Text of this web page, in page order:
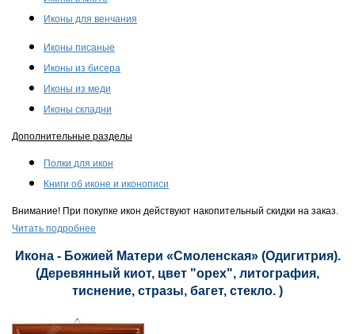
Иконы для венчания
Иконы писаные
Иконы из бисера
Иконы из меди
Иконы складни
Дополнительные разделы
Полки для икон
Книги об иконе и иконописи
Внимание! При покупке икон действуют накопительный скидки на заказ.
Читать подробнее
Икона - Божией Матери «Смоленская» (Одигитрия).
(Деревянный киот, цвет "орех", литография,
тиснение, стразы, багет, стекло. )